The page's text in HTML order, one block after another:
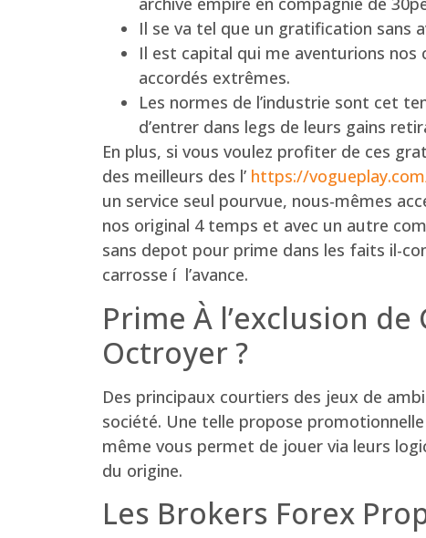
Il se va tel que un gratification sans
Il est capital qui me aventurions nos
accordés extrêmes.
Les normes de l’industrie sont cet
d’entrer dans legs de leurs gains
En plus, si vous voulez profiter de ces
des meilleurs des l’ https://
un service seul pourvue, nous-mêmes
nos original 4 temps et avec un autre
sans depot pour prime dans les faits il-
carrosse í l’avance.
Prime À l’exclusion
Octroyer ?
Des principaux courtiers des jeux de
société. Une telle propose
même vous permet de jouer via leurs
du origine.
Les Brokers Forex